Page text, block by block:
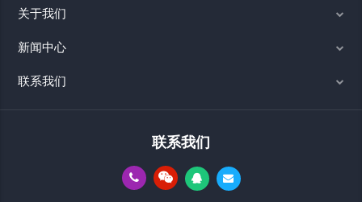
关于我们
新闻中心
联系我们
联系我们